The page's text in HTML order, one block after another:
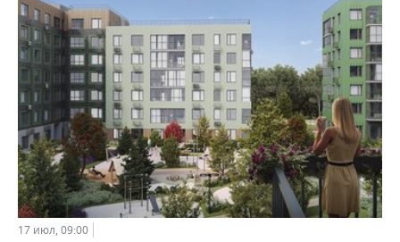
17 июл, 09:00